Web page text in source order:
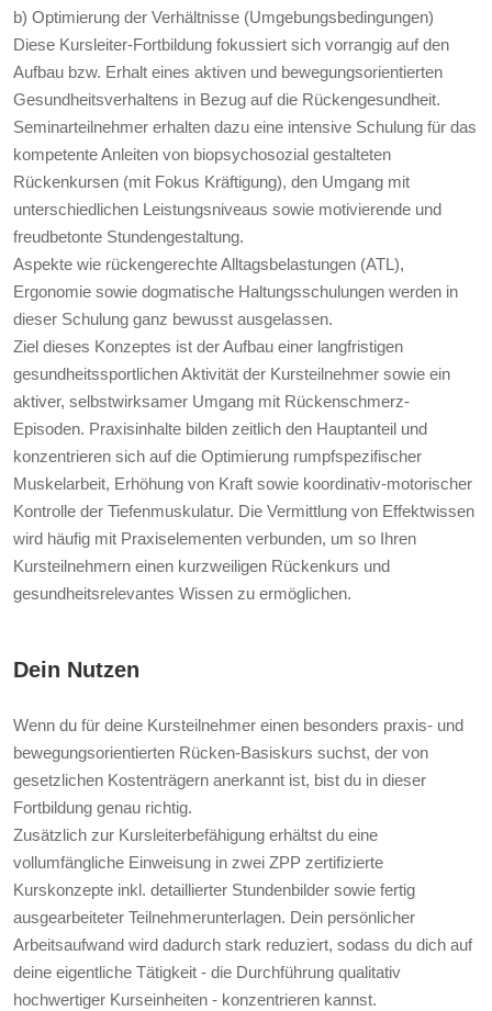
b) Optimierung der Verhältnisse (Umgebungsbedingungen)
Diese Kursleiter-Fortbildung fokussiert sich vorrangig auf den
Aufbau bzw. Erhalt eines aktiven und bewegungsorientierten
Gesundheitsverhaltens in Bezug auf die Rückengesundheit.
Seminarteilnehmer erhalten dazu eine intensive Schulung für das
kompetente Anleiten von biopsychosozial gestalteten
Rückenkursen (mit Fokus Kräftigung), den Umgang mit
unterschiedlichen Leistungsniveaus sowie motivierende und
freudbetonte Stundengestaltung.
Aspekte wie rückengerechte Alltagsbelastungen (ATL),
Ergonomie sowie dogmatische Haltungsschulungen werden in
dieser Schulung ganz bewusst ausgelassen.
Ziel dieses Konzeptes ist der Aufbau einer langfristigen
gesundheitssportlichen Aktivität der Kursteilnehmer sowie ein
aktiver, selbstwirksamer Umgang mit Rückenschmerz-
Episoden. Praxisinhalte bilden zeitlich den Hauptanteil und
konzentrieren sich auf die Optimierung rumpfspezifischer
Muskelarbeit, Erhöhung von Kraft sowie koordinativ-motorischer
Kontrolle der Tiefenmuskulatur. Die Vermittlung von Effektwissen
wird häufig mit Praxiselementen verbunden, um so Ihren
Kursteilnehmern einen kurzweiligen Rückenkurs und
gesundheitsrelevantes Wissen zu ermöglichen.
Dein Nutzen
Wenn du für deine Kursteilnehmer einen besonders praxis- und
bewegungsorientierten Rücken-Basiskurs suchst, der von
gesetzlichen Kostenträgern anerkannt ist, bist du in dieser
Fortbildung genau richtig.
Zusätzlich zur Kursleiterbefähigung erhältst du eine
vollumfängliche Einweisung in zwei ZPP zertifizierte
Kurskonzepte inkl. detaillierter Stundenbilder sowie fertig
ausgearbeiteter Teilnehmerunterlagen. Dein persönlicher
Arbeitsaufwand wird dadurch stark reduziert, sodass du dich auf
deine eigentliche Tätigkeit - die Durchführung qualitativ
hochwertiger Kurseinheiten - konzentrieren kannst.